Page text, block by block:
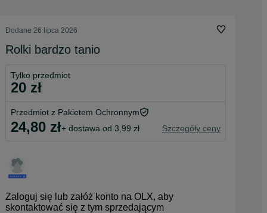
Dodane 26 lipca 2026
Rolki bardzo tanio
Tylko przedmiot
20 zł
Przedmiot z Pakietem Ochronnym
24,80 zł+ dostawa od 3,99 zł Szczegóły ceny
Zaloguj się lub załóż konto na OLX, aby
skontaktować się z tym sprzedającym